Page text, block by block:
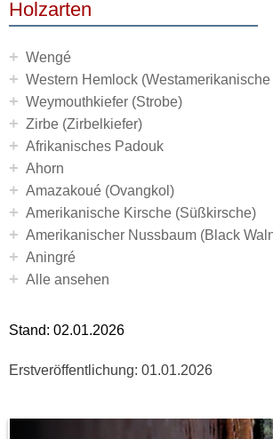
Holzarten
+ Wengé
+ Western Hemlock
+ Weymouthkiefer (Strobe)
+ Zirbe (Zirbelkiefer)
+ Afrikanisches Padouk
+ Ahorn
+ Amazakoué (Ovangkol)
+ Amerikanische Kirsche (Süßkirsche)
+ Amerikanischer Nussbaum (Black
+ Aningré
+ Alle ansehen
Stand: 02.01.2026
Erstveröffentlichung: 01.01.2026